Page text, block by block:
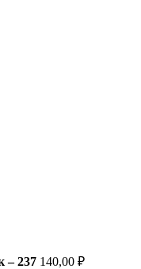
– 237 140,00 ₽